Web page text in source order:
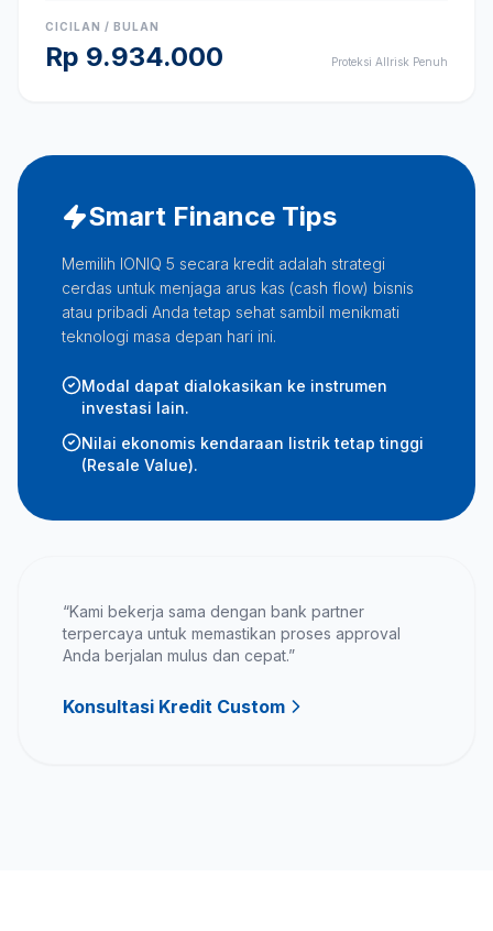
CICILAN / BULAN
Rp 9.934.000 Proteksi Allrisk Penuh
Smart Finance Tips
Memilih IONIQ 5 secara kredit adalah strategi
cerdas untuk menjaga arus kas (cash flow) bisnis
atau pribadi Anda tetap sehat sambil menikmati
teknologi masa depan hari ini.
Modal dapat dialokasikan ke instrumen
investasi lain.
Nilai ekonomis kendaraan listrik tetap tinggi
(Resale Value).
“Kami bekerja sama dengan bank partner
terpercaya untuk memastikan proses approval
Anda berjalan mulus dan cepat.”
Konsultasi Kredit Custom